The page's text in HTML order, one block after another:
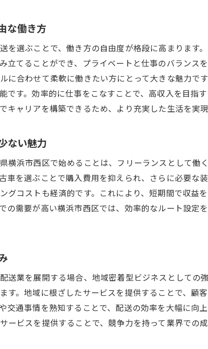
成功事例から学ぶフリーランスと
失敗しないためのリスク管理
新規顧客を獲得するマーケティン
定期顧客を増やすための信頼構築
配送業界のトレンドを取り入れる
地域経済に貢献するフリーランス
横浜市西区でのネットワーク構築
持続可能なビジネスモデルの構築
都市型物流のこれからの展望
口コミを活かした顧客開拓
法人契約のメリットと交渉術
適切な報酬設定と交渉テクニック
定期案件を獲得するためのアプロ
な働き方
を選ぶことで、働き方の自由度が格段に高まりま
立てることができ、プライベートと仕事のバラン
に合わせて柔軟に働きたい方にとって大きな魅力で
です。効率的に仕事をこなすことで、高収入を目指
キャリアを構築できるため、より充実した生活を実現
ない魅力
横浜市西区で始めることは、フリーランスとして
車を選ぶことで購入費用を抑えられ、さらに必要な
グコストも経済的です。これにより、短期間で収益
の需要が高い横浜市西区では、効率的なルート設
送業を展開する場合、地域密着型ビジネスとしての
す。地域に根ざしたサービスを提供することで、顧
交通事情を熟知することで、配送の効率を大幅に向
ービスを提供することで、競争力を持って業界での